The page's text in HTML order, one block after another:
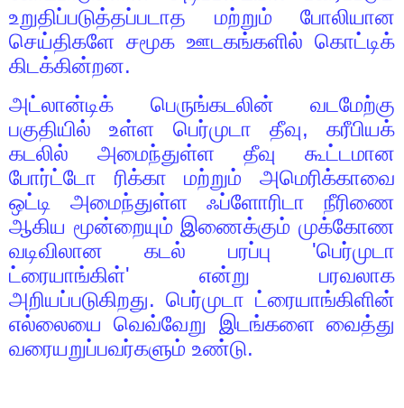
உறுதிப்படுத்தப்படாத மற்றும் போலியான
செய்திகளே சமூக ஊடகங்களில் கொட்டிக்
கிடக்கின்றன.
அட்லான்டிக் பெருங்கடலின் வடமேற்கு
பகுதியில் உள்ள பெர்முடா தீவு, கரீபியக்
கடலில் அமைந்துள்ள தீவு கூட்டமான
போர்ட்டோ ரிக்கா மற்றும் அமெரிக்காவை
ஒட்டி அமைந்துள்ள ஃப்ளோரிடா நீரிணை
ஆகிய மூன்றையும் இணைக்கும் முக்கோண
வடிவிலான கடல் பரப்பு 'பெர்முடா
ட்ரையாங்கிள்' என்று பரவலாக
அறியப்படுகிறது. பெர்முடா ட்ரையாங்கிளின்
எல்லையை வெவ்வேறு இடங்களை வைத்து
வரையறுப்பவர்களும் உண்டு.